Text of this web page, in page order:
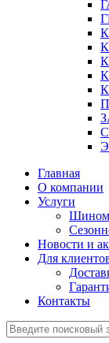
Главная
О компании
Услуги
Новости и
Для
Контакты